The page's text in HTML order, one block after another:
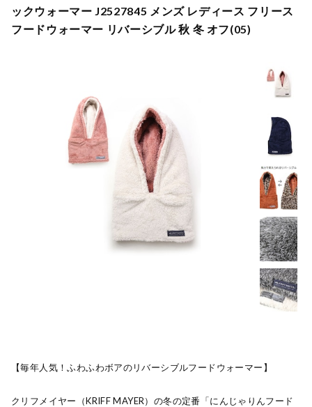
ックウォーマー J2527845 メンズ レディース フリース
フードウォーマー リバーシブル 秋 冬 オフ(05)
【毎年人気！ふわふわボアのリバーシブルフードウォーマー】
クリフメイヤー（KRIFF MAYER）の冬の定番「にんじゃりんフード